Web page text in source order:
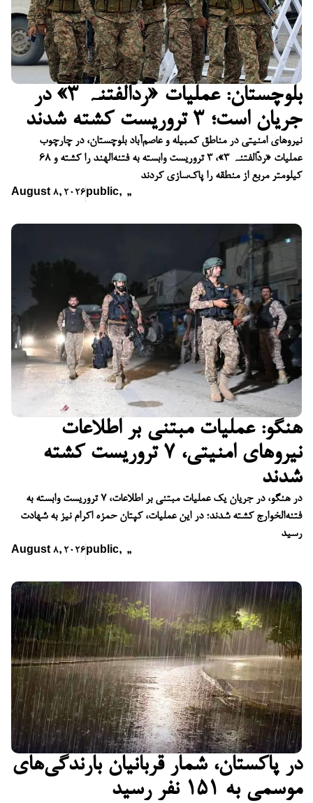
بلوچستان: عملیات «ردّالفتنہ ۳» در
جریان است؛ ۳ تروریست کشته شدند
نیروهای امنیتی در مناطق کمبیله و عاصم‌آباد بلوچستان، در چارچوب
عملیات «ردّالفتنہ ۳»، ۳ تروریست وابسته به فتنه‌الهند را کشته و ۶۸
کیلومتر مربع از منطقه را پاک‌سازی کردند
August 8, 2026 public, ,,
هنگو: عملیات مبتنی بر اطلاعات
نیروهای امنیتی، ۷ تروریست کشته
شدند
در هنگو، در جریان یک عملیات مبتنی بر اطلاعات، ۷ تروریست وابسته به
فتنه‌الخوارج کشته شدند؛ در این عملیات، کپتان حمزه اکرام نیز به شهادت
رسید
August 8, 2026 public, ,,
در پاکستان، شمار قربانیان بارندگی‌های
موسمی به ۱۵۱ نفر رسید